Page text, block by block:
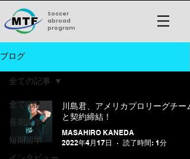
Soccer
abroad
program
ブログ
全ての記事
長期留学
短期留学
全ての記事
川島君、アメリカプロリーグチーム
と契約締結！
MASAHIRO KANEDA
2022年4月17日
読了時間: 1分